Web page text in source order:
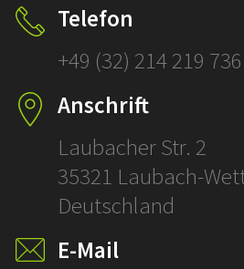
Telefon
+49 (32) 214 219 736
Anschrift
Laubacher Str. 2
35321 Laubach-
Deutschland
E-Mail